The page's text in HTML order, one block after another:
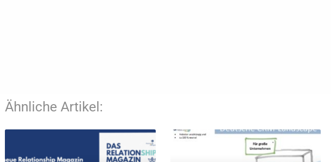
Ähnliche Artikel: